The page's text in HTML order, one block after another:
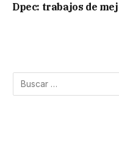
Dpec: trabajos de